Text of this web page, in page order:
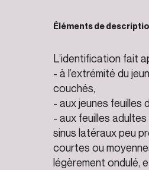
Éléments de
L’identification fait
- à l’extrémité du
couchés,
- aux jeunes feuilles
- aux feuilles
sinus latéraux peu
courtes ou
légèrement ondulé,